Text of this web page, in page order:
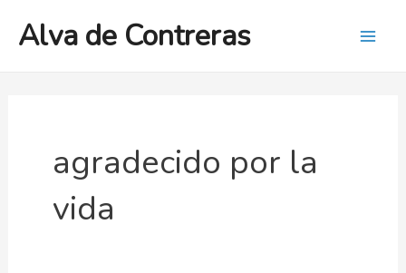
Alva de Contreras
agradecido por la
vida